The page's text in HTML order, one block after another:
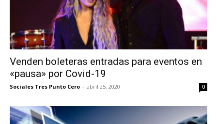
Venden boleteras entradas para eventos en
«pausa» por Covid-19
Sociales Tres Punto Cero - abril 25, 2020 0